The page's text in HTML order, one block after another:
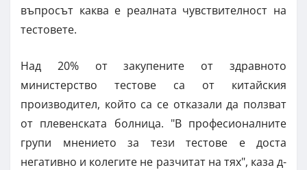
въпросът каква е реалната чувствителност на
тестовете.
Над 20% от закупените от здравното
министерство тестове са от китайския
производител, който са се отказали да ползват
от плевенската болница. "В професионалните
групи мнението за тези тестове е доста
негативно и колегите не разчитат на тях", каза д-